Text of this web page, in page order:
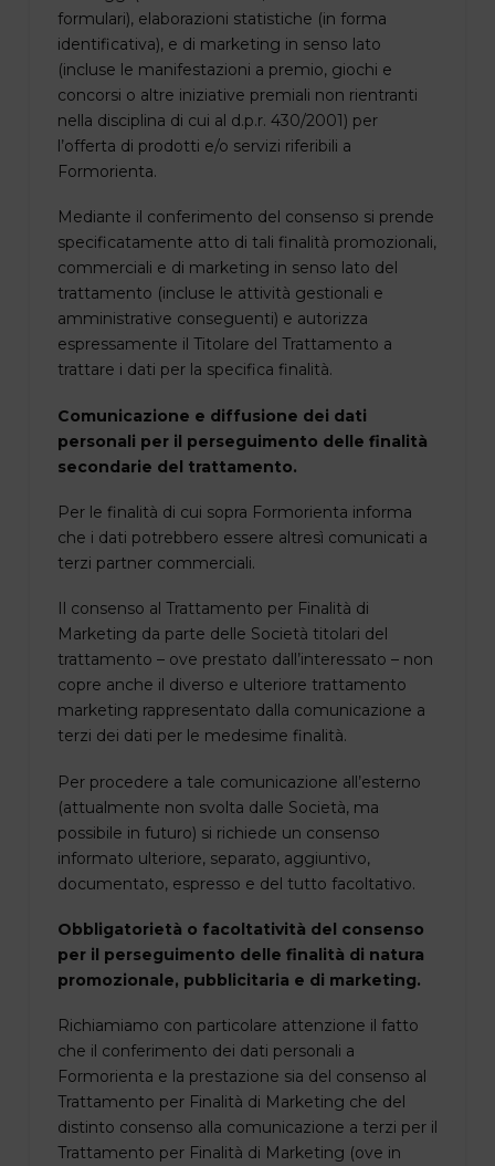
formulari), elaborazioni statistiche (in forma
identificativa), e di marketing in senso lato
(incluse le manifestazioni a premio, giochi e
concorsi o altre iniziative premiali non rientranti
nella disciplina di cui al d.p.r. 430/2001) per
l’offerta di prodotti e/o servizi riferibili a
Formorienta.
Mediante il conferimento del consenso si prende
specificatamente atto di tali finalità promozionali,
commerciali e di marketing in senso lato del
trattamento (incluse le attività gestionali e
amministrative conseguenti) e autorizza
espressamente il Titolare del Trattamento a
trattare i dati per la specifica finalità.
Comunicazione e diffusione dei dati
personali per il perseguimento delle finalità
secondarie del trattamento.
Per le finalità di cui sopra Formorienta informa
che i dati potrebbero essere altresì comunicati a
terzi partner commerciali.
Il consenso al Trattamento per Finalità di
Marketing da parte delle Società titolari del
trattamento – ove prestato dall’interessato – non
copre anche il diverso e ulteriore trattamento
marketing rappresentato dalla comunicazione a
terzi dei dati per le medesime finalità.
Per procedere a tale comunicazione all’esterno
(attualmente non svolta dalle Società, ma
possibile in futuro) si richiede un consenso
informato ulteriore, separato, aggiuntivo,
documentato, espresso e del tutto facoltativo.
Obbligatorietà o facoltatività del consenso
per il perseguimento delle finalità di natura
promozionale, pubblicitaria e di marketing.
Richiamiamo con particolare attenzione il fatto
che il conferimento dei dati personali a
Formorienta e la prestazione sia del consenso al
Trattamento per Finalità di Marketing che del
distinto consenso alla comunicazione a terzi per il
Trattamento per Finalità di Marketing (ove in